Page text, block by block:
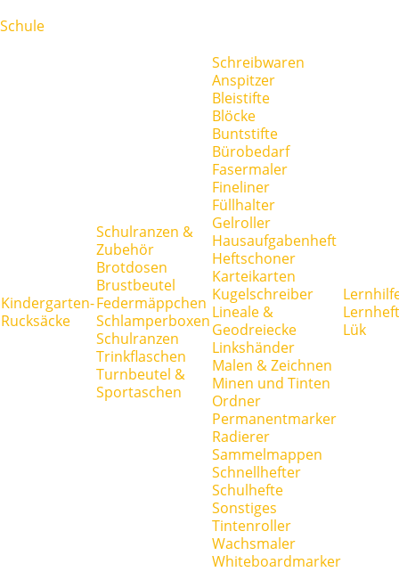
Schule
Kindergarten-
Rucksäcke
Schulranzen &
Zubehör
Brotdosen
Brustbeutel
Federmäppchen
Schlamperboxen
Schulranzen
Trinkflaschen
Turnbeutel &
Sportaschen
Schreibwaren
Anspitzer
Bleistifte
Blöcke
Buntstifte
Bürobedarf
Fasermaler
Fineliner
Füllhalter
Gelroller
Hausaufgabenheft
Heftschoner
Karteikarten
Kugelschreiber
Lineale &
Geodreiecke
Linkshänder
Malen & Zeichnen
Minen und Tinten
Ordner
Permanentmarker
Radierer
Sammelmappen
Schnellhefter
Schulhefte
Sonstiges
Tintenroller
Wachsmaler
Whiteboardmarker
Lük